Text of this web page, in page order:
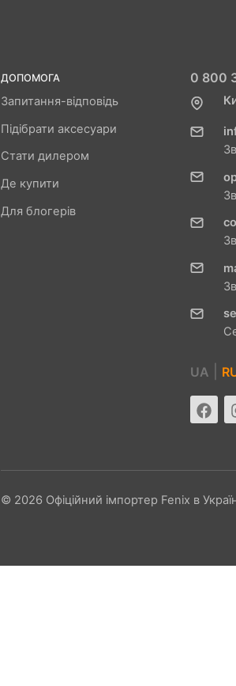
ДОПОМОГА
Запитання-відповідь
Підібрати аксесуари
Стати дилером
Де купити
Для блогерів
0 800
UA
© 2026 Офіційний імпортер Fenix ​​в